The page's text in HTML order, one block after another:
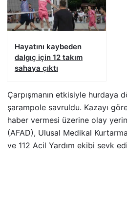
Hayatını kaybeden
dalgıç için 12 takım
sahaya çıktı
Çarpışmanın etkisiyle hurdaya
şarampole savruldu. Kazayı
haber vermesi üzerine olay
(AFAD), Ulusal Medikal
ve 112 Acil Yardım ekibi sevk